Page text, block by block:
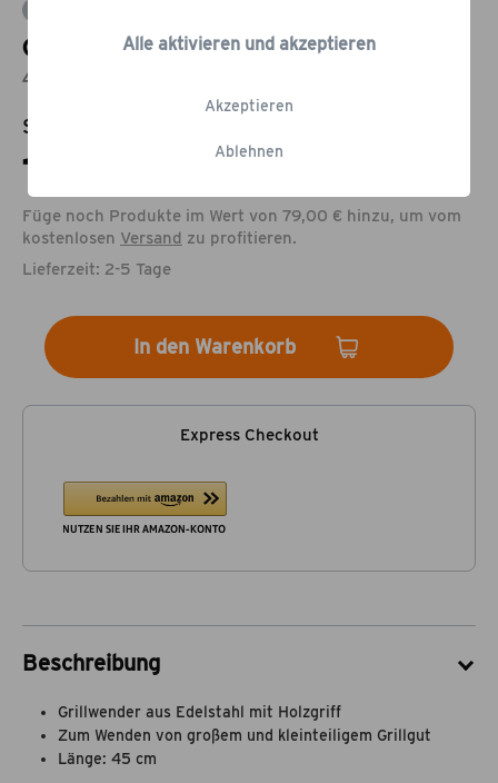
Grillwender Deluxe mit Holzgriff
45 cm
Statt:
13,95 €*
Füge noch Produkte im Wert von 79,00 € hinzu, um vom
kostenlosen Versand zu profitieren.
Lieferzeit: 2-5 Tage
In den Warenkorb
Express Checkout
Beschreibung
Grillwender aus Edelstahl mit Holzgriff
Zum Wenden von großem und kleinteiligem Grillgut
Länge: 45 cm
Ablehnen
Akzeptieren
Alle aktivieren und akzeptieren